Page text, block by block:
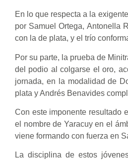
En lo que respecta a la
por Samuel Ortega, Antonella
con la de plata, y el trío
Por su parte, la prueba de
del podio al colgarse el oro,
jornada, en la modalidad de
plata y Andrés Benavides
Con este imponente resultado
el nombre de Yaracuy en el
viene formando con fuerza en
La disciplina de estos